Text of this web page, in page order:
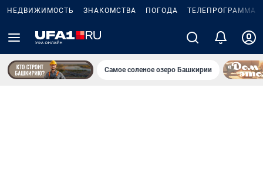
НЕДВИЖИМОСТЬ ЗНАКОМСТВА ПОГОДА ТЕЛЕПРОГРАММА
Самое соленое озеро Башкирии